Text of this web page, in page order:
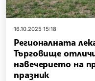
16.10.2025 15:18
Регионалната
Търговище
навечерието на
празник